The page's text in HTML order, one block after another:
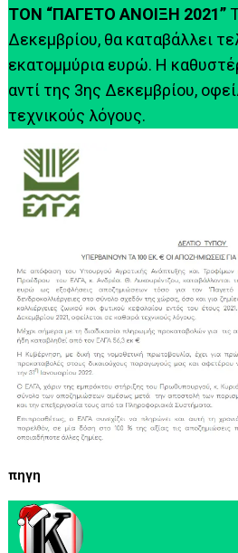
ΤΟΝ “ΠΑΓΕΤΟ ΑΝΟΙΞΗ 2021”
Δεκεμβρίου, θα καταβάλλει
εκατομμύρια ευρώ. Η
αντί της 3ης Δεκεμβρίου,
τεχνικούς λόγους.
πηγη